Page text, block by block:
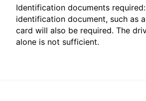
Identification documents
identification document, such as
card will also be required. The
alone is not sufficient.